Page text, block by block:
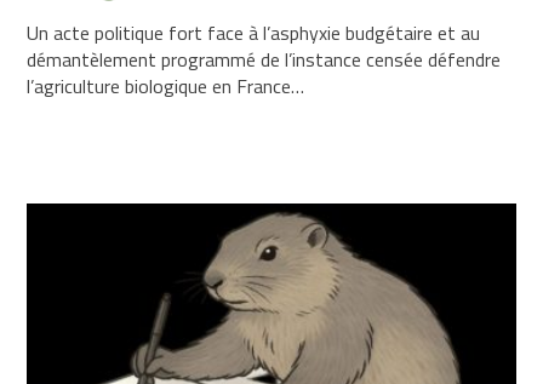
Un acte politique fort face à l’asphyxie budgétaire et au
démantèlement programmé de l’instance censée défendre
l’agriculture biologique en France…